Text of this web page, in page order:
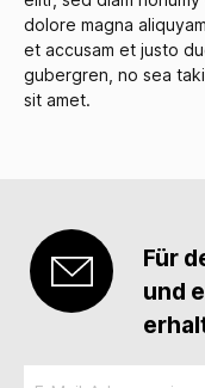
dolore magna
et accusam et justo
gubergren, no sea
sit amet.
Für
und